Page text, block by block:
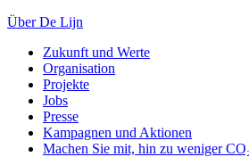
Über De Lijn
Zukunft und Werte
Organisation
Projekte
Jobs
Presse
Kampagnen und Aktionen
Machen Sie mit, hin zu weniger